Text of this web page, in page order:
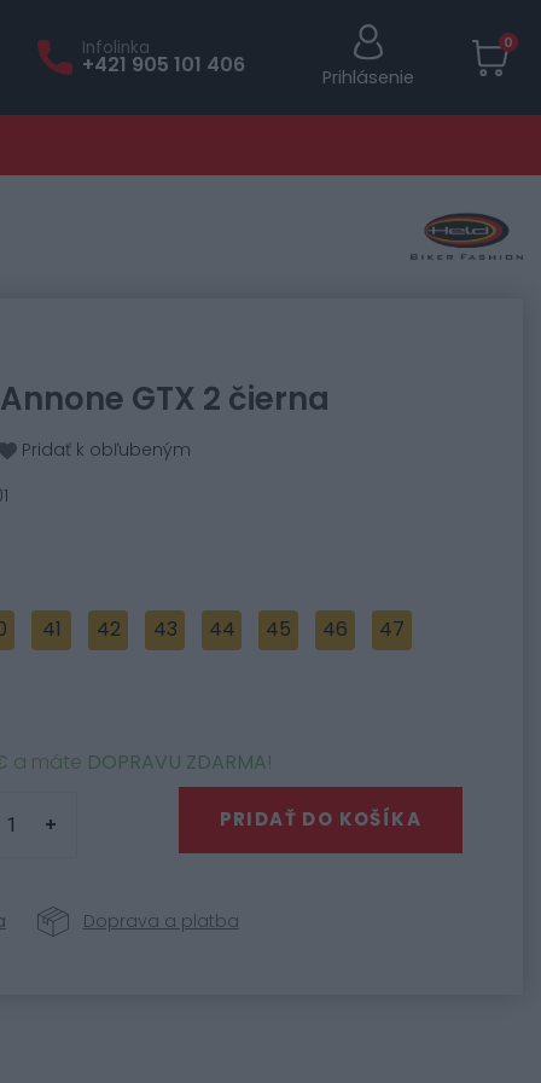
Infolinka
+421 905 101 406 Prihlásenie
0
GTX 2 čierna
Pridať k obľubeným
41 42 43 44 45 46
47
a máte DOPRAVU ZDARMA!
PRIDAŤ DO KOŠÍKA
Doprava a platba